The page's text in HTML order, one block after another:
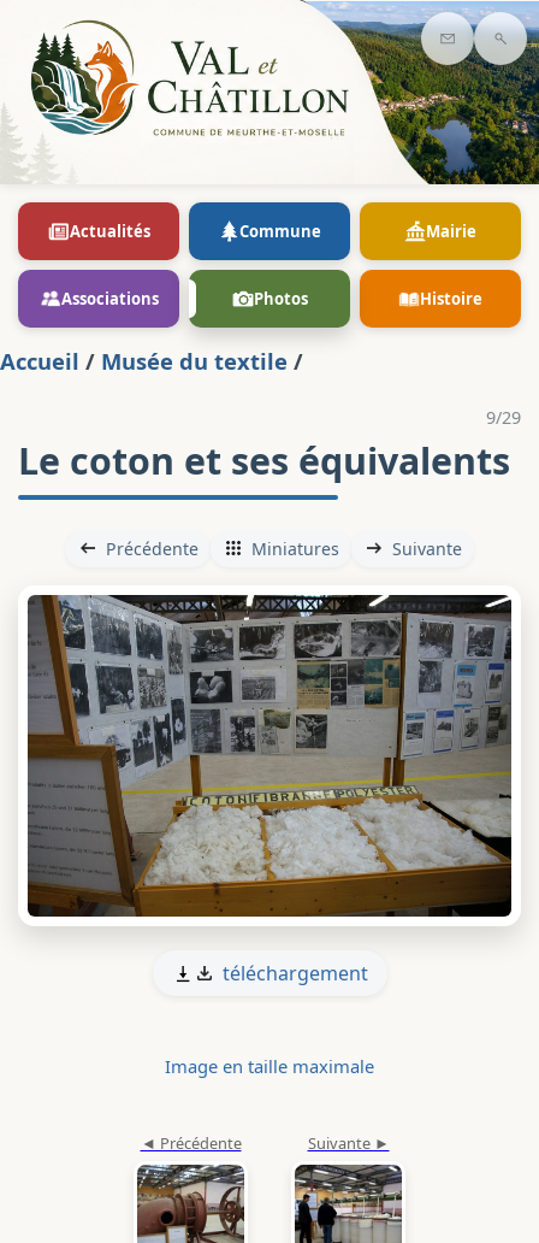
Contact
Actualités Commune Mairie
Associations Photos Histoire
Accueil / Musée du textile /
9/29
Le coton et ses équivalents
Précédente Miniatures Suivante
téléchargement
Image en taille maximale